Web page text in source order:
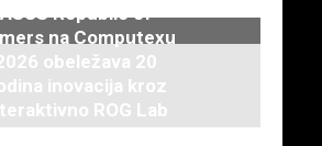
ASUS Republic of
na Computexu
obeležava 20
inovacija kroz
ROG Lab
iskustvo